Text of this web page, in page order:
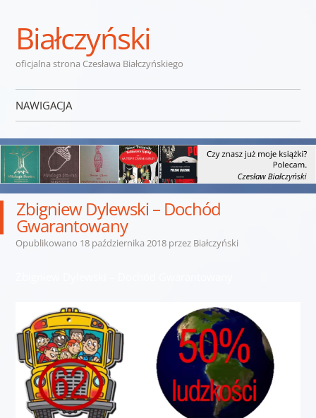
Białczyński
oficjalna strona Czesława Białczyńskiego
NAWIGACJA
Zbigniew Dylewski – Dochód
Gwarantowany
Opublikowano 18 października 2018przez Białczyński